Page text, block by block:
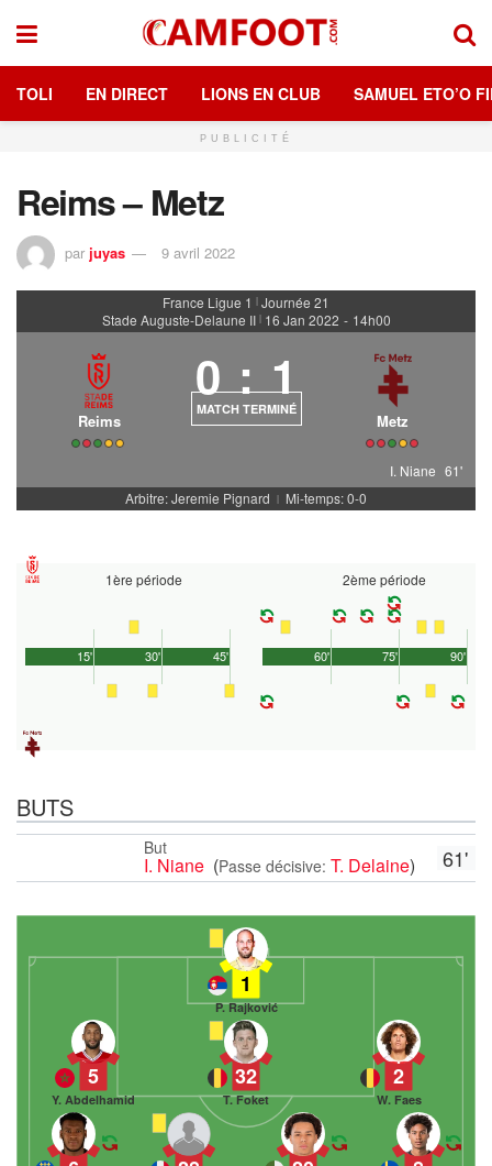
TOLI EN DIRECT LIONS EN CLUB SAMUEL ETO’O
PUBLICITÉ
Reims – Metz
par juyas 9 avril 2022
France Ligue 1 | Journée 21
Stade Auguste-Delaune II | 16 Jan 2022 - 14h00
Reims
0 : 1
MATCH TERMINÉ
Metz
I. Niane 61'
Arbitre: Jeremie Pignard
| Mi-temps: 0-0
1ère période
45'
15' 30'
2ème période
90'
60' 75'
BUTS
61'
But
I. Niane (Passe décisive: T. Delaine)
1
P. Rajković
2
W. Faes
32
T. Foket
5
Y. Abdelhamid